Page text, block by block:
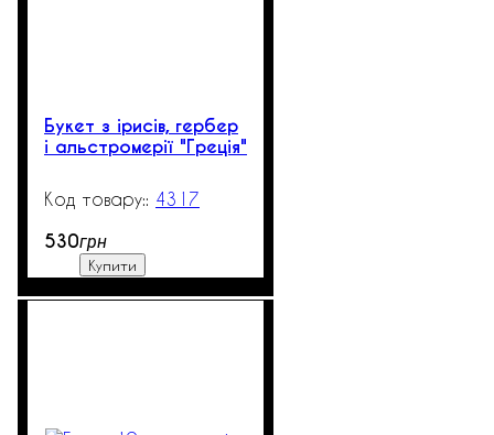
Букет з ірисів, гербер
і альстромерії "Греція"
4317
530грн
Купити